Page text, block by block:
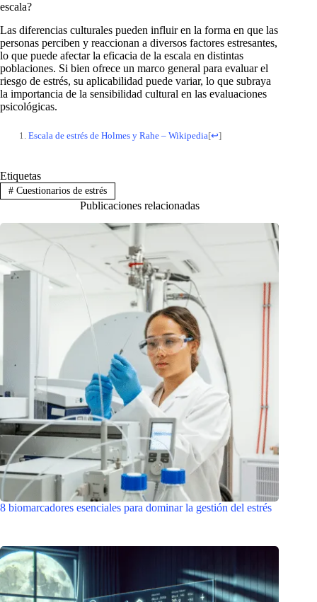
escala?
Las diferencias culturales pueden influir en la forma en que las
personas perciben y reaccionan a diversos factores estresantes,
lo que puede afectar la eficacia de la escala en distintas
poblaciones. Si bien ofrece un marco general para evaluar el
riesgo de estrés, su aplicabilidad puede variar, lo que subraya
la importancia de la sensibilidad cultural en las evaluaciones
psicológicas.
Escala de estrés de Holmes y Rahe – Wikipedia[↩]
Etiquetas
#Cuestionarios de estrés
Publicaciones relacionadas
8 biomarcadores esenciales para dominar la gestión del estrés